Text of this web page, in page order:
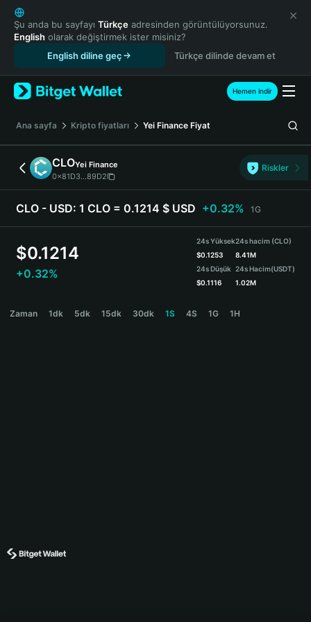
English
日本語
Tiếng Việt
Español (Latinoamérica)
Türkçe
Français
Deutsch
简体中文
繁體中文
Português (Portugal)
Bahasa Indonesia
ภาษาไทย
Español
Español (Argentina)
Şu anda bu sayfayı Türkçe adresinden görüntülüyorsunuz.
English olarak değiştirmek ister misiniz?
English diline geç
Türkçe dilinde devam et
Hemen indir
Ana sayfa Kripto fiyatları Yei Finance Fiyat
CLOYei Finance
0x81D3...89D2
Riskler
CLO - USD: 1 CLO = 0.1214 $ USD +0.32% 1G
$0.1214
+0.32%
24s Yüksek
$0.1253
24s Düşük
$0.1116
24s hacim (CLO)
8.41M
24s Hacim(USDT)
1.02M
Zaman 1dk 5dk 15dk 30dk 1S 4S 1G 1H